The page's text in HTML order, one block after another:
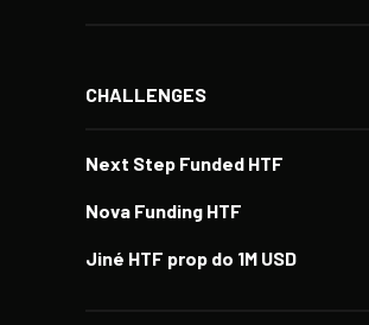
CHALLENGES
Next Step Funded HTF
Nova Funding HTF
Jiné HTF prop do 1M USD